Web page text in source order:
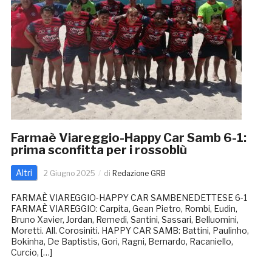
Farmaè Viareggio-Happy Car Samb 6-1:
prima sconfitta per i rossoblù
Altri 2 Giugno 2025 di Redazione GRB
FARMAÈ VIAREGGIO-HAPPY CAR SAMBENEDETTESE 6-1
FARMAÈ VIAREGGIO: Carpita, Gean Pietro, Rombi, Eudin,
Bruno Xavier, Jordan, Remedi, Santini, Sassari, Belluomini,
Moretti. All. Corosiniti. HAPPY CAR SAMB: Battini, Paulinho,
Bokinha, De Baptistis, Gori, Ragni, Bernardo, Racaniello,
Curcio, […]